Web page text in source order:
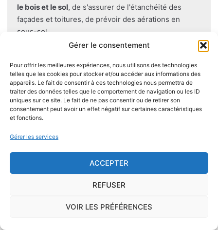
Gérer le consentement
Pour offrir les meilleures expériences, nous utilisons des technologies
telles que les cookies pour stocker et/ou accéder aux informations des
appareils. Le fait de consentir à ces technologies nous permettra de
traiter des données telles que le comportement de navigation ou les ID
uniques sur ce site. Le fait de ne pas consentir ou de retirer son
consentement peut avoir un effet négatif sur certaines caractéristiques
et fonctions.
Gérer les services
ACCEPTER
REFUSER
VOIR LES PRÉFÉRENCES
le bois et le sol, de s'assurer de l'étanchéité des
façades et toitures, de prévoir des aérations en
sous-sol.
Je demande le descriptif des
risques pour ma ville
Le risque Radon
La commune de Sauzelles se trouve dans une
concentration de radon de 1